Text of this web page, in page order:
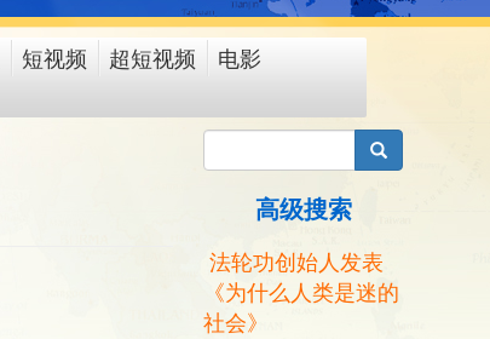
短视频 超短视频
电影
搜索
高级搜索
法轮功创始人发表
《为什么人类是迷的
社会》